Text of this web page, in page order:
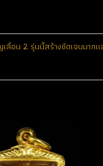
อน 2 รุ่นนี้สร้างชัดเจนมาก